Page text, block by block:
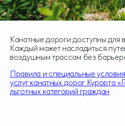
Канатные дороги доступны для
Каждый может насладиться
воздушным трассам без
Правила и специальные
услуг канатных дорог Курорта
льготных категорий граждан